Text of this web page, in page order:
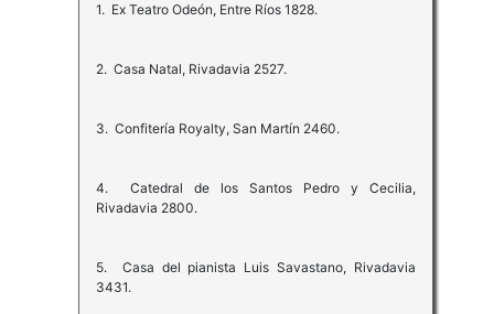
1. Ex Teatro Odeón, Entre Ríos 1828.
2. Casa Natal, Rivadavia 2527.
3. Confitería Royalty, San Martín 2460.
4. Catedral de los Santos Pedro y Cecilia,
Rivadavia 2800.
5. Casa del pianista Luis Savastano, Rivadavia
3431.